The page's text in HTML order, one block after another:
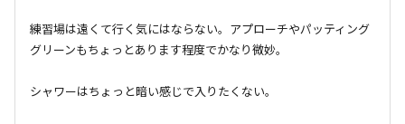
練習場は遠くて行く気にはならない。アプローチやパッティング
グリーンもちょっとあります程度でかなり微妙。
シャワーはちょっと暗い感じで入りたくない。